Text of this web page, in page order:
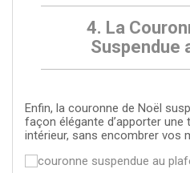
4. La
Suspendue
Enfin, la couronne de Noël
façon élégante d’apporter
intérieur, sans encombrer vos